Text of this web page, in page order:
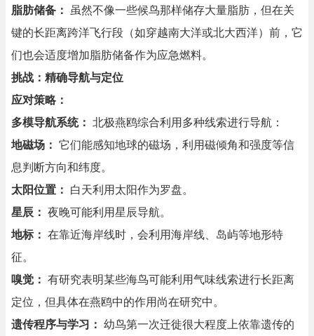
脂肪储备：
虽然不像一些候鸟那样储存大量脂肪，但在关
键的长距离跨洋飞行段（如穿越南大洋或北大西洋）前，它
们也会适度增加脂肪储备作为应急燃料。
挑战：精确导航与定位
应对策略：
多模导航系统： 北极燕鸥综合利用多种线索进行导航：
地磁场： 它们能感知地球的磁场，利用磁倾角和强度等信
息判断方向和纬度。
太阳位置：
白天利用太阳作为罗盘。
星辰： 夜晚可能利用星辰导航。
地标： 在靠近海岸线时，会利用海岸线、岛屿等地形特
征。
嗅觉： 有研究表明某些海鸟可能利用气味线索进行长距离
定位，但具体在燕鸥中的作用尚在研究中。
遗传程序与学习： 幼鸟第一次迁徙很大程度上依靠遗传的